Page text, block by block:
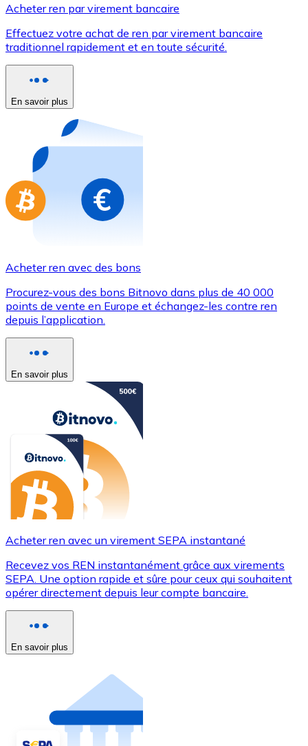
Utilisez les cartes Visa et Mastercard pour acheter
Acheter avec carte
Nouveau
Achetez des cartes-cadeaux de vos marques
Aller à la boutique de cartes-cadeaux
Acheter ren par virement bancaire
Effectuez votre achat de ren par virement bancaire
traditionnel rapidement et en toute sécurité.
En savoir plus
Acheter ren avec des bons
Procurez-vous des bons Bitnovo dans plus de 40 000
points de vente en Europe et échangez-les contre ren
depuis l’application.
En savoir plus
Acheter ren avec un virement SEPA instantané
Recevez vos REN instantanément grâce aux virements
SEPA. Une option rapide et sûre pour ceux qui souhaitent
opérer directement depuis leur compte bancaire.
En savoir plus